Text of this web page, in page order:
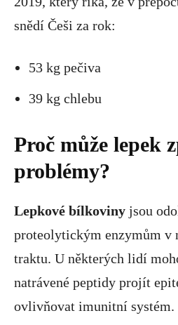
snědí Češi za rok:
53 kg pečiva
39 kg chlebu
Proč může lepek
problémy?
Lepkové bílkoviny jsou
proteolytickým enzymům v
traktu. U některých lidí
natrávené peptidy projít
ovlivňovat imunitní systém.